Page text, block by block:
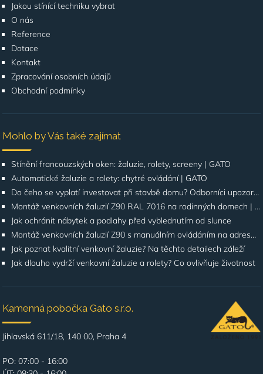
Jakou stínící techniku vybrat
O nás
Reference
Dotace
Kontakt
Zpracování osobních údajů
Obchodní podmínky
Mohlo by Vás také zajímat
Stínění francouzských oken: žaluzie, rolety, screeny | GATO
Automatické žaluzie a rolety: chytré ovládání | GATO
Do čeho se vyplatí investovat při stavbě domu? Odborníci upozorňují na stínění oken
Montáž venkovních žaluzií Z90 RAL 7016 na rodinných domech | Případová studie
Jak ochránit nábytek a podlahy před vyblednutím od slunce
Montáž venkovních žaluzií Z90 s manuálním ovládáním na adrese Štúrova, Praha 4
Jak poznat kvalitní venkovní žaluzie? Na těchto detailech záleží
Jak dlouho vydrží venkovní žaluzie a rolety? Co ovlivňuje životnost
Kamenná pobočka Gato s.r.o.
Jihlavská 611/18, 140 00, Praha 4
PO: 07:00 - 16:00